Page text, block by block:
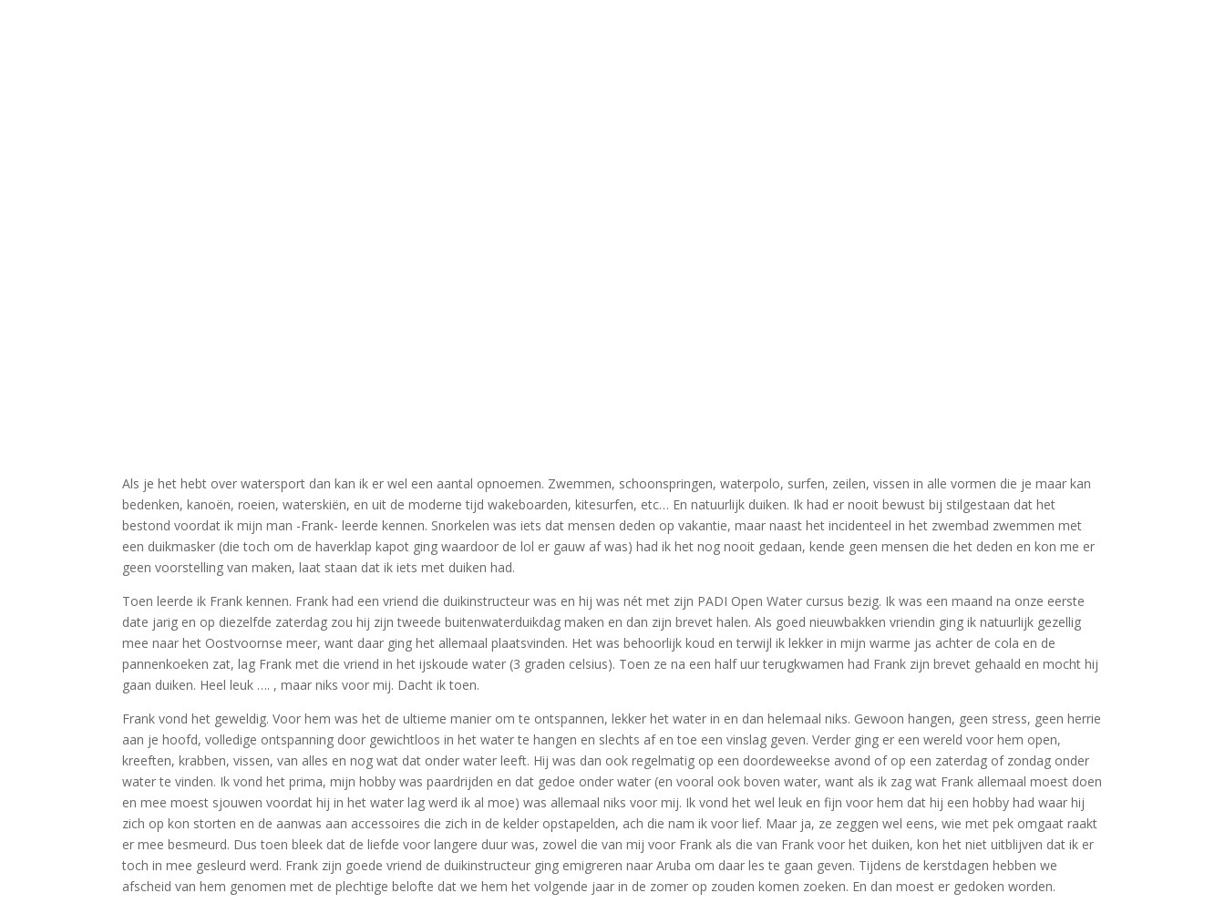
Als je het hebt over watersport dan kan ik er wel een aantal opnoemen. Zwemmen, schoonspringen, waterpolo, surfen, zeilen, vissen in alle vormen die je maar kan
bedenken, kanoën, roeien, waterskiën, en uit de moderne tijd wakeboarden, kitesurfen, etc… En natuurlijk duiken. Ik had er nooit bewust bij stilgestaan dat het
bestond voordat ik mijn man -Frank- leerde kennen. Snorkelen was iets dat mensen deden op vakantie, maar naast het incidenteel in het zwembad zwemmen met
een duikmasker (die toch om de haverklap kapot ging waardoor de lol er gauw af was) had ik het nog nooit gedaan, kende geen mensen die het deden en kon me er
geen voorstelling van maken, laat staan dat ik iets met duiken had.
Toen leerde ik Frank kennen. Frank had een vriend die duikinstructeur was en hij was nét met zijn PADI Open Water cursus bezig. Ik was een maand na onze eerste
date jarig en op diezelfde zaterdag zou hij zijn tweede buitenwaterduikdag maken en dan zijn brevet halen. Als goed nieuwbakken vriendin ging ik natuurlijk gezellig
mee naar het Oostvoornse meer, want daar ging het allemaal plaatsvinden. Het was behoorlijk koud en terwijl ik lekker in mijn warme jas achter de cola en de
pannenkoeken zat, lag Frank met die vriend in het ijskoude water (3 graden celsius). Toen ze na een half uur terugkwamen had Frank zijn brevet gehaald en mocht hij
gaan duiken. Heel leuk …. , maar niks voor mij. Dacht ik toen.
Frank vond het geweldig. Voor hem was het de ultieme manier om te ontspannen, lekker het water in en dan helemaal niks. Gewoon hangen, geen stress, geen herrie
aan je hoofd, volledige ontspanning door gewichtloos in het water te hangen en slechts af en toe een vinslag geven. Verder ging er een wereld voor hem open,
kreeften, krabben, vissen, van alles en nog wat dat onder water leeft. Hij was dan ook regelmatig op een doordeweekse avond of op een zaterdag of zondag onder
water te vinden. Ik vond het prima, mijn hobby was paardrijden en dat gedoe onder water (en vooral ook boven water, want als ik zag wat Frank allemaal moest doen
en mee moest sjouwen voordat hij in het water lag werd ik al moe) was allemaal niks voor mij. Ik vond het wel leuk en fijn voor hem dat hij een hobby had waar hij
zich op kon storten en de aanwas aan accessoires die zich in de kelder opstapelden, ach die nam ik voor lief. Maar ja, ze zeggen wel eens, wie met pek omgaat raakt
er mee besmeurd. Dus toen bleek dat de liefde voor langere duur was, zowel die van mij voor Frank als die van Frank voor het duiken, kon het niet uitblijven dat ik er
toch in mee gesleurd werd. Frank zijn goede vriend de duikinstructeur ging emigreren naar Aruba om daar les te gaan geven. Tijdens de kerstdagen hebben we
afscheid van hem genomen met de plechtige belofte dat we hem het volgende jaar in de zomer op zouden komen zoeken. En dan moest er gedoken worden.